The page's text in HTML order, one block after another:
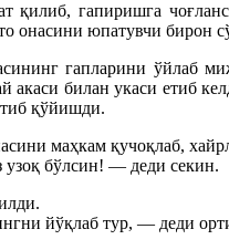
қилиб, гапиришга
онасини юпатувчи бирон
гапларини ўйлаб
акаси билан укаси етиб
қўйишди.
маҳкам қучоқлаб,
бўлсин! — деди секин.
йўқлаб тур, — деди